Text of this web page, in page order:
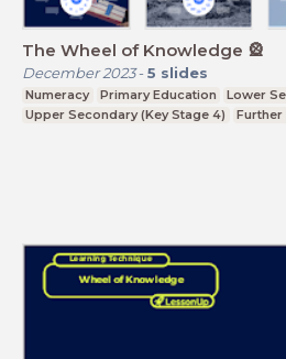
The Wheel of Knowledge 🎡
December 2023- 5 slides
Numeracy Primary Education
Lower
Upper Secondary (Key Stage 4)
Further